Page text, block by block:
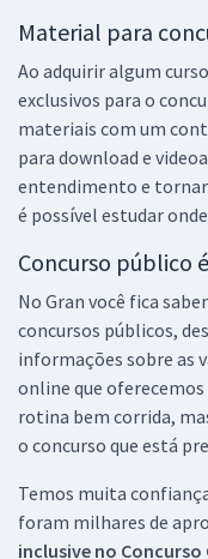
Material para
Ao adquirir algum
exclusivos para o
materiais com um
para download e
entendimento e
é possível estudar
Concurso público
No Gran você fica
concursos públicos,
informações sobre as
online que oferecemos
rotina bem corrida,
o concurso que está
Temos muita
foram milhares de
inclusive no Concurso